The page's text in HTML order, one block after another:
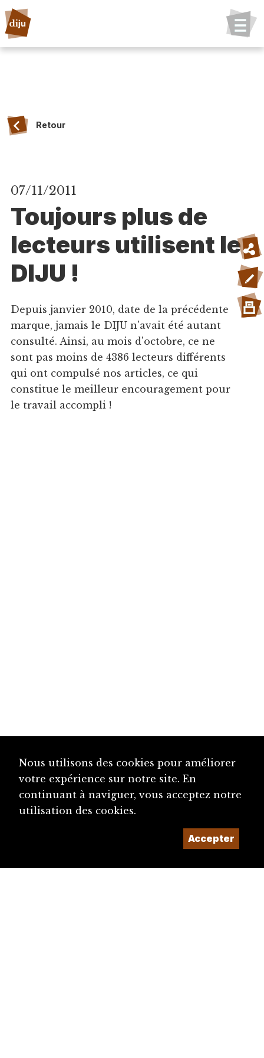
Retour
07/11/2011
Toujours plus de
lecteurs utilisent le
DIJU !
Depuis janvier 2010, date de la précédente
marque, jamais le DIJU n'avait été autant
consulté. Ainsi, au mois d'octobre, ce ne
sont pas moins de 4386 lecteurs différents
qui ont compulsé nos articles, ce qui
constitue le meilleur encouragement pour
le travail accompli !
Nous utilisons des cookies pour améliorer
votre expérience sur notre site. En
continuant à naviguer, vous acceptez notre
utilisation des cookies.
Accepter